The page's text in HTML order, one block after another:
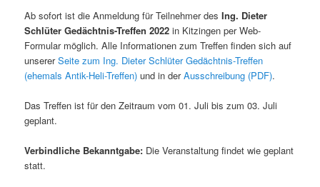
Ab sofort ist die Anmeldung für Teilnehmer desIng. Dieter
Schlüter Gedächtnis-Treffen 2022 in Kitzingen per Web-
Formular möglich. Alle Informationen zum Treffen finden sich auf
unsererSeite zum Ing. Dieter Schlüter Gedächtnis-Treffen
(ehemals Antik-Heli-Treffen) und in derAusschreibung (PDF).
Das Treffen ist für den Zeitraum vom 01. Juli bis zum 03. Juli
geplant.
Verbindliche Bekanntgabe: Die Veranstaltung findet wie geplant
statt.